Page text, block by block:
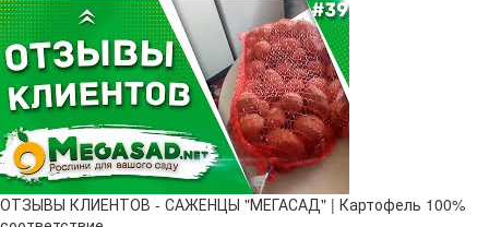
ОТЗЫВЫ КЛИЕНТОВ - САЖЕНЦЫ "МЕГАСАД" | Картофель 100%